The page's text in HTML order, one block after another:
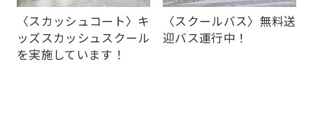
〈スカッシュコート〉キ
ッズスカッシュスクール
を実施しています！
〈スクールバス〉無料送
迎バス運行中！
an
accurate